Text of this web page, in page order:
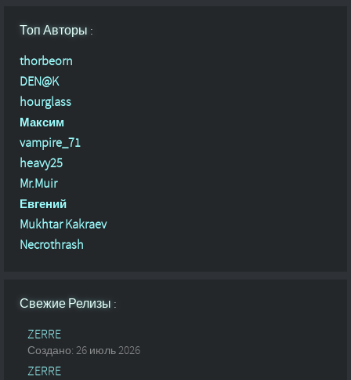
Топ Авторы :
thorbeorn
DEN@K
hourglass
Максим
vampire_71
heavy25
Mr.Muir
Евгений
Mukhtar Kakraev
Necrothrash
Свежие Релизы :
ZERRE
Создано: 26 июль 2026
ZERRE